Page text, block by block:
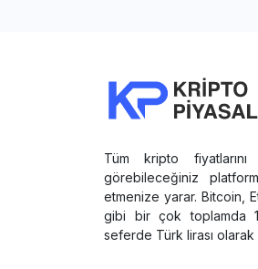
Tüm kripto
görebileceğiniz
etmenize yarar. Bitcoin,
gibi bir çok toplamda
seferde Türk lirası olarak